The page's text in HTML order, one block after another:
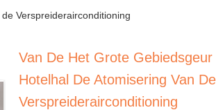
Verspreiderairconditioning
Van De Het Grote Gebiedsgeur
Hotelhal De Atomisering Van
Verspreiderairconditioning